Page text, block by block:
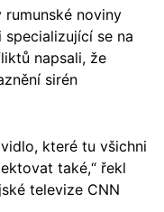
noviny
se na
napsali, že
sirén
které tu všichni
také,“ řekl
televize CNN